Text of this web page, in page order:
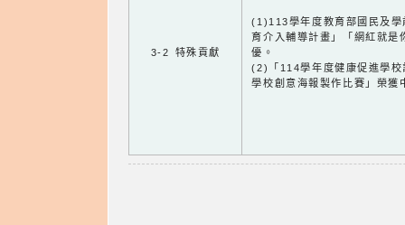
3-2 特殊貢獻
(1)113學年度教育部國民及
育介入輔導計畫」「網紅就是
優。
(2)「114學年度健康促進學
學校創意海報製作比賽」榮獲